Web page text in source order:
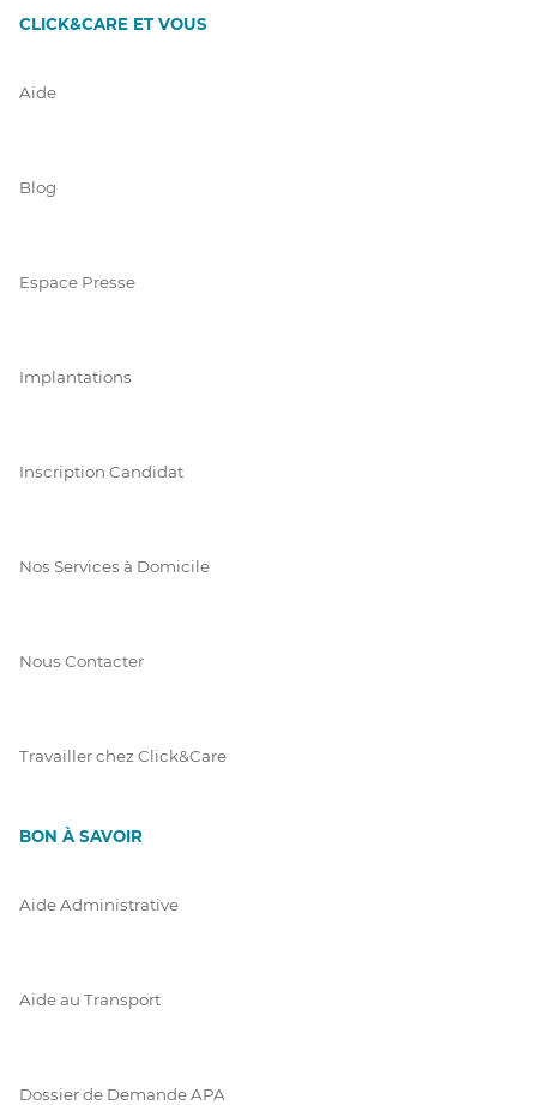
CLICK&CARE ET VOUS
Aide
Blog
Espace Presse
Implantations
Inscription Candidat
Nos Services à Domicile
Nous Contacter
Travailler chez Click&Care
BON À SAVOIR
Aide Administrative
Aide au Transport
Dossier de Demande APA